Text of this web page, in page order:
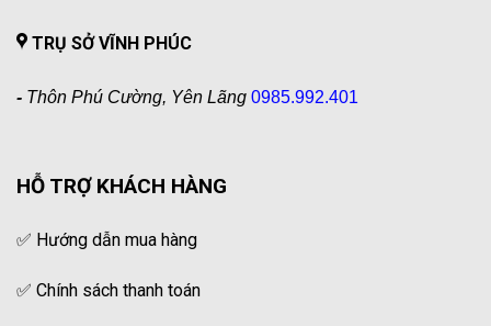
TRỤ SỞ VĨNH PHÚC
- Thôn Phú Cường, Yên Lãng 0985.992.401
HỖ TRỢ KHÁCH HÀNG
✅ Hướng dẫn mua hàng
✅ Chính sách thanh toán